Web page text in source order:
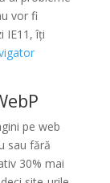
vor fi
IE11, îți
pe web
sau fără
30% mai